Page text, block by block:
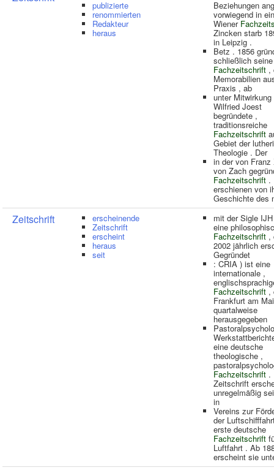
publizierte
renommierten
Redakteur
heraus
Beziehungen
vorwiegend in
Wiener
Zincken starb
in Leipzig .
Betz . 1856
schließlich
Fachzeitschrift ,
Memorabilien
Praxis , ab
unter Mitwirkung
Wilfried Joest
begründete ,
traditionsreiche
Fachzeitschrift
Gebiet der
Theologie . Der
in der von Franz
von Zach
Fachzeitschrift .
erschienen von
Geschichte des
Zeitschrift erscheinende
Zeitschrift
erscheint
heraus
seit
mit der Sigle
eine
Fachzeitschrift ,
2002 jährlich
Gegründet
: CRIA ) ist eine
internationale ,
Fachzeitschrift ,
Frankfurt am
quartalweise
herausgegeben
eine deutsche
theologische ,
Fachzeitschrift .
Zeitschrift
unregelmäßig
in
Vereins zur
der
erste deutsche
Fachzeitschrift
Luftfahrt . Ab
erscheint sie